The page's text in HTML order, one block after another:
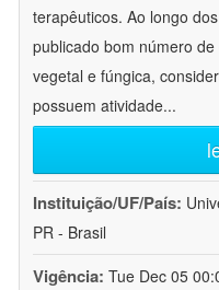
terapêuticos. Ao longo
publicado bom número
vegetal e fúngica,
possuem atividade...
Instituição/UF/País:
PR - Brasil
Vigência: Tue Dec 05